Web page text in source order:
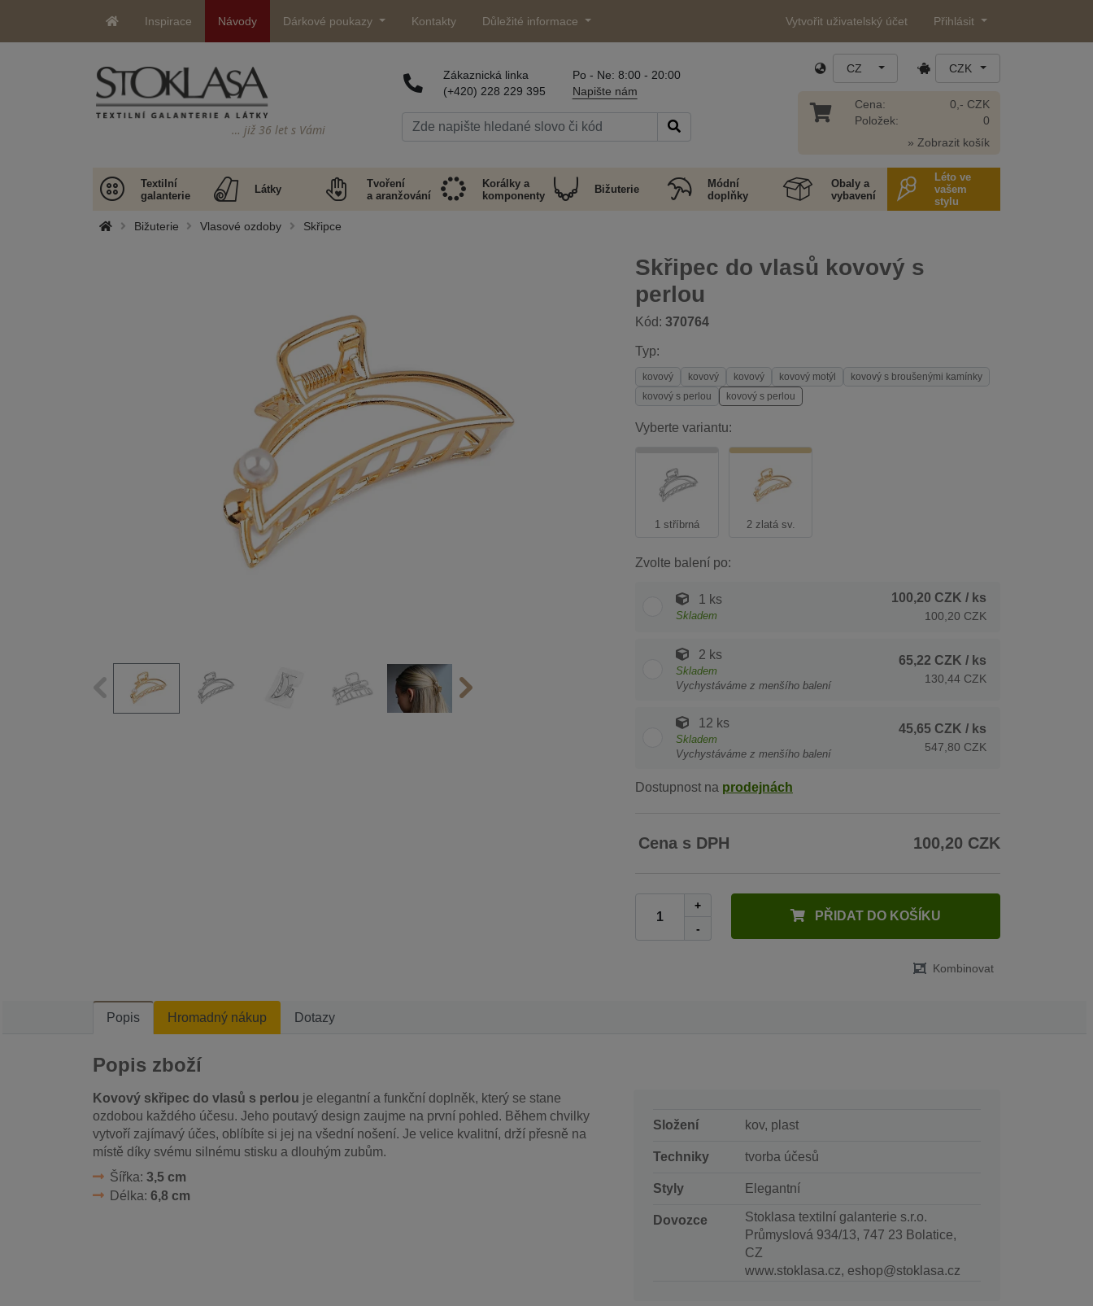
Inspirace Návody Dárkové poukazy Kontakty Důležité informace Vytvořit uživatelský účet Přihlásit
… již 36 let s Vámi
Zákaznická linka
(+420) 228 229 395
Po - Ne: 8:00 - 20:00
Napište nám
CZ CZK
Cena:
Položek:
0,- CZK
0
» Zobrazit košík
Textilní
galanterie
Látky
Tvoření
a aranžování
Korálky a
komponenty
Bižuterie
Módní
doplňky
Obaly a
vybavení
Léto ve
vašem
stylu
Bižuterie Vlasové ozdoby Skřipce
Skřipec do vlasů kovový s
perlou
Kód: 370764
Typ:
kovový kovový kovový kovový motýl
kovový s broušenými kamínky
kovový s perlou
kovový s perlou
Vyberte variantu:
1 stříbrná 2 zlatá sv.
Zvolte balení po:
1 ks
Skladem
100,20 CZK / ks
100,20 CZK
2 ks
Skladem
Vychystáváme z menšího balení
65,22 CZK / ks
130,44 CZK
12 ks
Skladem
Vychystáváme z menšího balení
45,65 CZK / ks
547,80 CZK
Dostupnost na prodejnách
Cena s DPH 100,20 CZK
+
-
PŘIDAT DO KOŠÍKU
Kombinovat
Popis Hromadný nákup Dotazy
Popis zboží
Kovový skřipec do vlasů s perlou je elegantní a funkční doplněk, který se stane
ozdobou každého účesu. Jeho poutavý design zaujme na první pohled. Během chvilky
vytvoří zajímavý účes, oblíbíte si jej na všední nošení. Je velice kvalitní, drží přesně na
místě díky svému silnému stisku a dlouhým zubům.
Šířka: 3,5 cm
Délka: 6,8 cm
Složení kov, plast
Techniky tvorba účesů
Styly Elegantní
Dovozce
Stoklasa textilní galanterie s.r.o.
Průmyslová 934/13, 747 23 Bolatice,
CZ
www.stoklasa.cz, eshop@stoklasa.cz